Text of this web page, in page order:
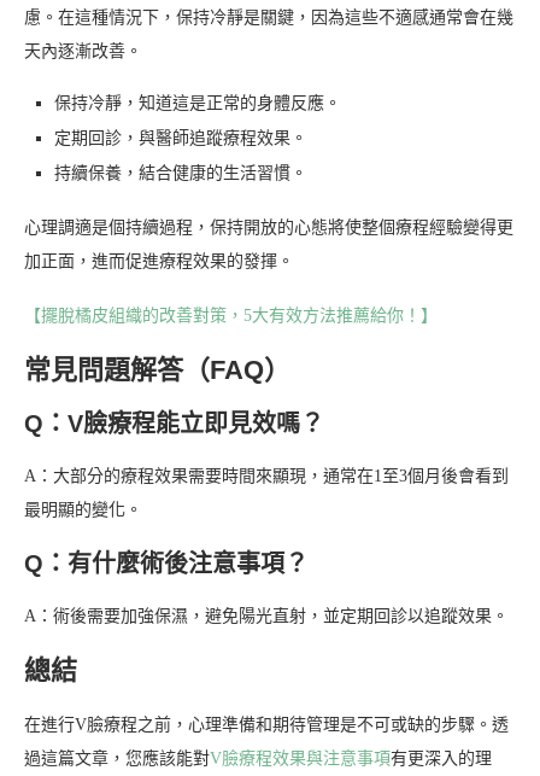
慮。在這種情況下，保持冷靜是關鍵，因為這些不適感通常會在幾
天內逐漸改善。
保持冷靜，知道這是正常的身體反應。
定期回診，與醫師追蹤療程效果。
持續保養，結合健康的生活習慣。
心理調適是個持續過程，保持開放的心態將使整個療程經驗變得更
加正面，進而促進療程效果的發揮。
【擺脫橘皮組織的改善對策，5大有效方法推薦給你！】
常見問題解答（FAQ）
Q：V臉療程能立即見效嗎？
A：大部分的療程效果需要時間來顯現，通常在1至3個月後會看到
最明顯的變化。
Q：有什麼術後注意事項？
A：術後需要加強保濕，避免陽光直射，並定期回診以追蹤效果。
總結
在進行V臉療程之前，心理準備和期待管理是不可或缺的步驟。透
過這篇文章，您應該能對V臉療程效果與注意事項有更深入的理